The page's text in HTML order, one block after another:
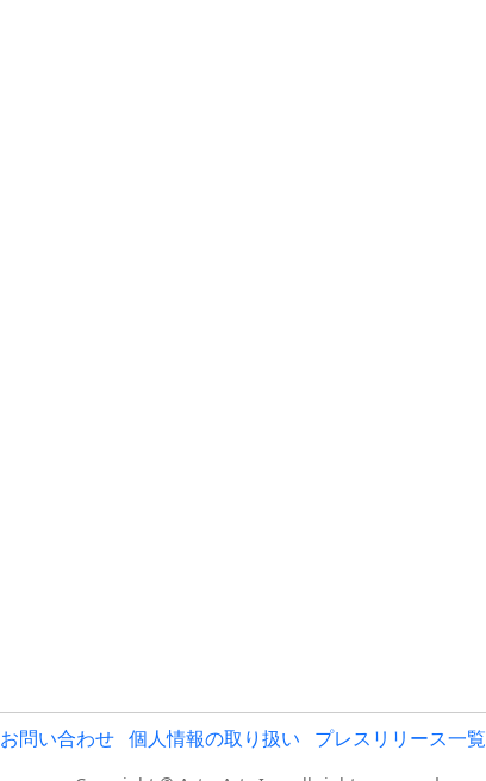
お問い合わせ 個人情報の取り扱い プレスリリース一覧